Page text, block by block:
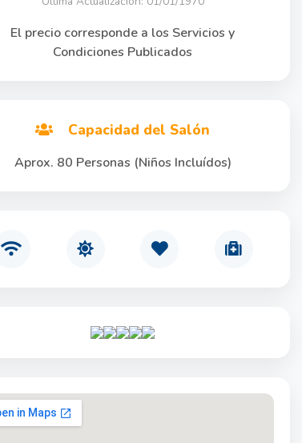
El precio corresponde a los Servicios y
Condiciones Publicados
Capacidad del Salón
Aprox. 80 Personas (Niños Incluídos)